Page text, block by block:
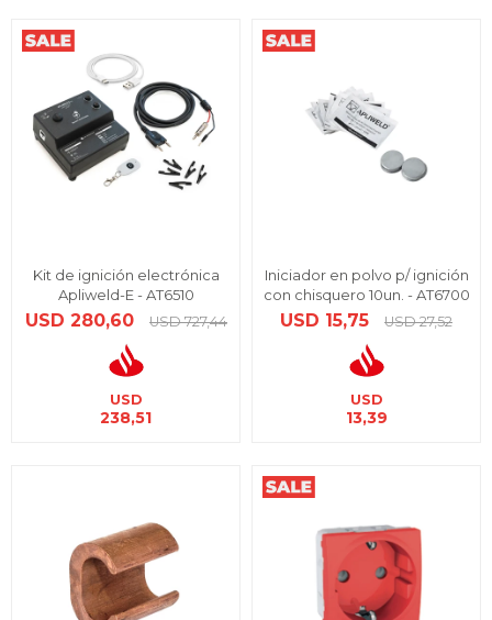
Kit de ignición electrónica
Apliweld-E - AT6510
USD 280,60 USD 727,44
USD
238,51
Iniciador en polvo p/ ignición
con chisquero 10un. - AT6700
USD 15,75 USD 27,52
USD
13,39